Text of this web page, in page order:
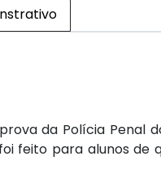
da Polícia Penal
feito para alunos de